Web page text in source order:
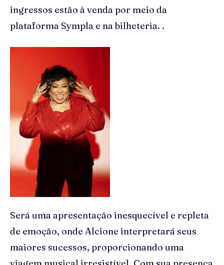
ingressos estão à venda por meio da
plataforma Sympla e na bilheteria. .
Será uma apresentação inesquecível e repleta
de emoção, onde Alcione interpretará seus
maiores sucessos, proporcionando uma